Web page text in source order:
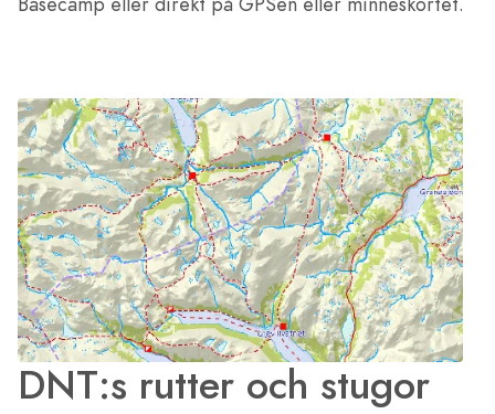
DNT:s rutter och stugor